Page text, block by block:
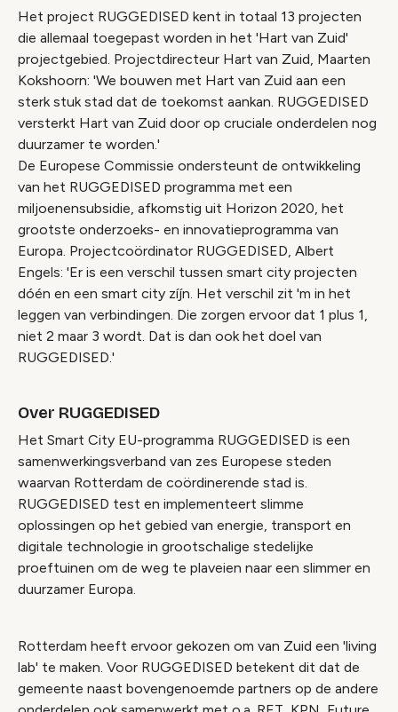
Het project RUGGEDISED kent in totaal 13 projecten
die allemaal toegepast worden in het 'Hart van Zuid'
projectgebied. Projectdirecteur Hart van Zuid, Maarten
Kokshoorn: 'We bouwen met Hart van Zuid aan een
sterk stuk stad dat de toekomst aankan. RUGGEDISED
versterkt Hart van Zuid door op cruciale onderdelen nog
duurzamer te worden.'
De Europese Commissie ondersteunt de ontwikkeling
van het RUGGEDISED programma met een
miljoenensubsidie, afkomstig uit Horizon 2020, het
grootste onderzoeks- en innovatieprogramma van
Europa. Projectcoördinator RUGGEDISED, Albert
Engels: 'Er is een verschil tussen smart city projecten
dóén en een smart city zíjn. Het verschil zit 'm in het
leggen van verbindingen. Die zorgen ervoor dat 1 plus 1,
niet 2 maar 3 wordt. Dat is dan ook het doel van
RUGGEDISED.'
Over RUGGEDISED
Het Smart City EU-programma RUGGEDISED is een
samenwerkingsverband van zes Europese steden
waarvan Rotterdam de coördinerende stad is.
RUGGEDISED test en implementeert slimme
oplossingen op het gebied van energie, transport en
digitale technologie in grootschalige stedelijke
proeftuinen om de weg te plaveien naar een slimmer en
duurzamer Europa.
Rotterdam heeft ervoor gekozen om van Zuid een 'living
lab' te maken. Voor RUGGEDISED betekent dit dat de
gemeente naast bovengenoemde partners op de andere